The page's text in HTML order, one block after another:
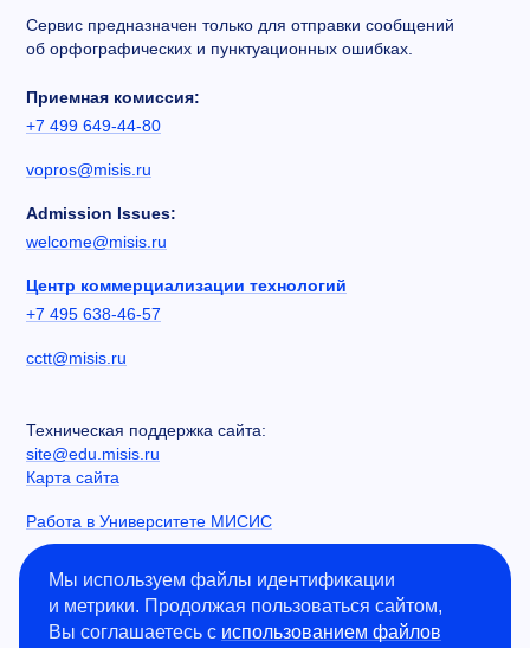
Сервис предназначен только для отправки сообщений
об орфографических и пунктуационных ошибках.
Приемная комиссия:
+7 499 649-44-80
vopros@misis.ru
Admission Issues:
welcome@misis.ru
Центр коммерциализации технологий
+7 495 638-46-57
cctt@misis.ru
Техническая поддержка сайта:
site@edu.misis.ru
Карта сайта
Работа в Университете МИСИС
Сведения об образовательной организации
Информация о закупках
Противодействие коррупции
Мы используем файлы идентификации
и метрики. Продолжая пользоваться сайтом,
Вы соглашаетесь с использованием файлов